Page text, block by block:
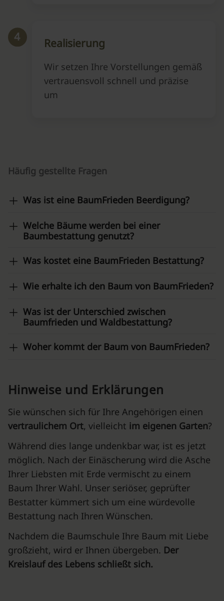
4 Realisierung
Wir setzen Ihre Vorstellungen gemäß
vertrauensvoll schnell und präzise
um
Häufig gestellte Fragen
Was ist eine BaumFrieden Beerdigung?
Welche Bäume werden bei einer
Baumbestattung genutzt?
Was kostet eine BaumFrieden Bestattung?
Wie erhalte ich den Baum von BaumFrieden?
Was ist der Unterschied zwischen
Baumfrieden und Waldbestattung?
Woher kommt der Baum von BaumFrieden?
Hinweise und Erklärungen
Sie wünschen sich für Ihre Angehörigen einen
vertraulichem Ort, vielleicht im eigenen Garten?
Während dies lange undenkbar war, ist es jetzt
möglich. Nach der Einäscherung wird die Asche
Ihrer Liebsten mit Erde vermischt zu einem
Baum Ihrer Wahl. Unser seriöser, geprüfter
Bestatter kümmert sich um eine würdevolle
Bestattung nach Ihren Wünschen.
Nachdem die Baumschule Ihre Baum mit Liebe
großzieht, wird er Ihnen übergeben. Der
Kreislauf des Lebens schließt sich.